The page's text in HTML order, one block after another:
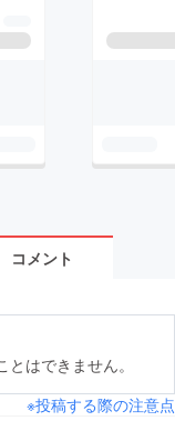
コメント
はできません。
※投稿する際の注意点